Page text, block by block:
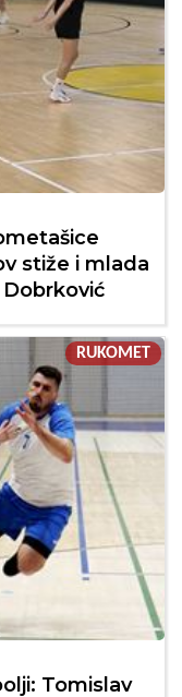
stiže i mlada
RUKOMET
Tomislav